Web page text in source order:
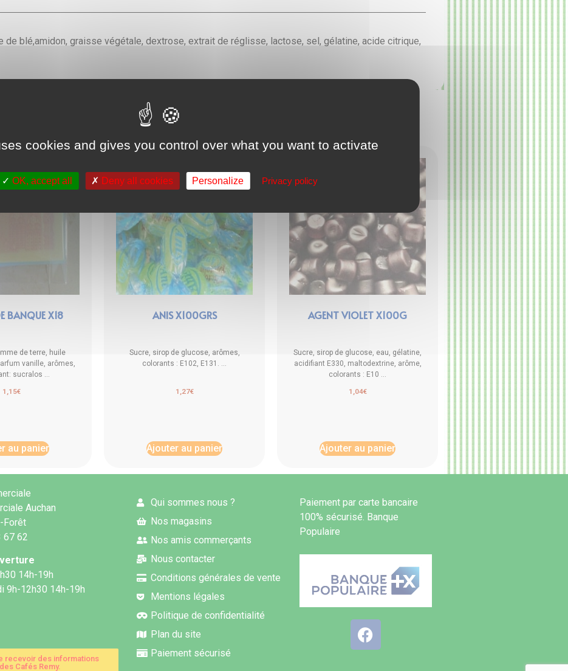
blé,amidon, graisse végétale, dextrose, extrait de réglisse, lactose, sel, gélatine, acide citrique,
BANQUE X18
de terre, huile
vanille, arômes,
sucralos ...
1,15€
au panier
ANIS X100GRS
Sucre, sirop de glucose, arômes,
colorants : E102, E131. ...
1,27€
Ajouter au panier
AGENT VIOLET X100G
Sucre, sirop de glucose, eau, gélatine,
acidifiant E330, maltodextrine, arôme,
colorants : E10 ...
1,04€
Ajouter au panier
Auchan
Forêt
67 62
14h-19h
9h-12h30 14h-19h
recevoir des informations
des Cafés Remy.
Qui sommes nous ?
Nos magasins
Nos amis commerçants
Nous contacter
Conditions générales de vente
Mentions légales
Politique de confidentialité
Plan du site
Paiement sécurisé
Paiement par carte bancaire
100% sécurisé. Banque
Populaire
cookies and gives you control over what you want to activate
OK, accept all Deny all cookies Personalize Privacy policy